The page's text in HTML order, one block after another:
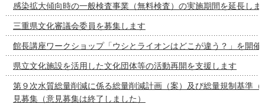
感染拡大傾向時の一般検査事業（無料検査）の実施期間を延長しま
三重県文化審議会委員を募集します
館長講座ワークショップ「ウシとライオンはどこが違う？」を開催
県立文化施設を活用した文化団体等の活動再開を支援します
第９次水質総量削減に係る総量削減計画（案）及び総量規制基準（
見募集（意見募集は終了しました）